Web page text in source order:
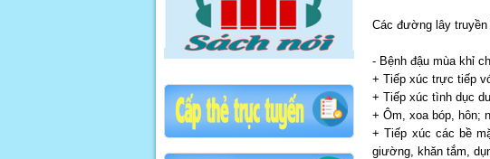
Các đường lây truyền
- Bệnh đậu mùa khỉ
+ Tiếp xúc trực tiếp
+ Tiếp xúc tình dục
+ Ôm, xoa bóp, hôn;
+ Tiếp xúc các bề
giường, khăn tắm,